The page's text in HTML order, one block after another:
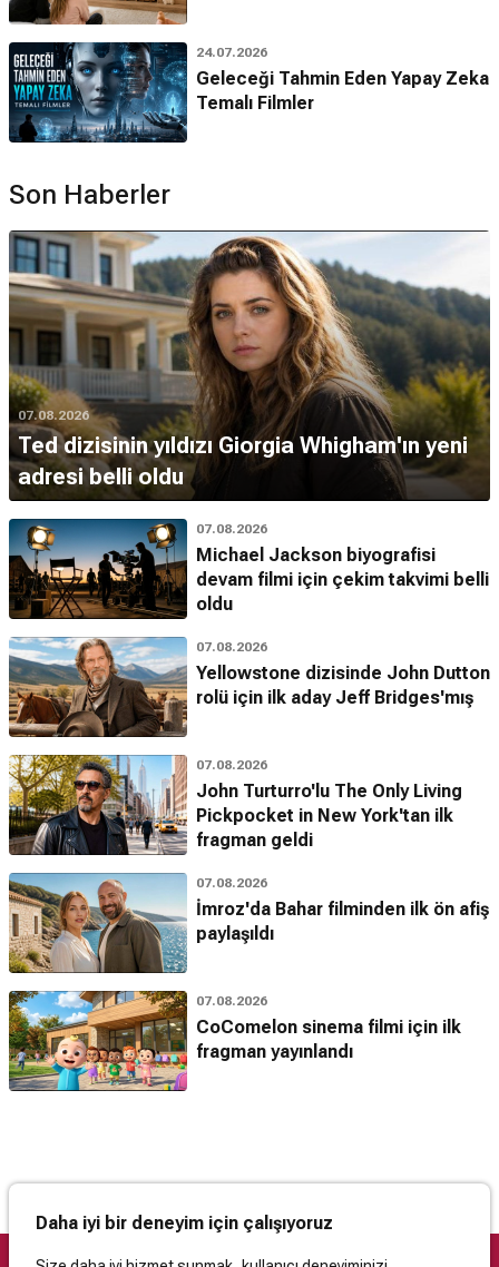
24.07.2026
Geleceği Tahmin Eden Yapay Zeka
Temalı Filmler
Son Haberler
07.08.2026
Ted dizisinin yıldızı Giorgia Whigham'ın yeni
adresi belli oldu
07.08.2026
Michael Jackson biyografisi
devam filmi için çekim takvimi belli
oldu
07.08.2026
Yellowstone dizisinde John Dutton
rolü için ilk aday Jeff Bridges'mış
07.08.2026
John Turturro'lu The Only Living
Pickpocket in New York'tan ilk
fragman geldi
07.08.2026
İmroz'da Bahar filminden ilk ön afiş
paylaşıldı
07.08.2026
CoComelon sinema filmi için ilk
fragman yayınlandı
Daha iyi bir deneyim için çalışıyoruz